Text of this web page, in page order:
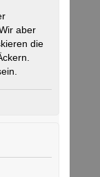
aber
die